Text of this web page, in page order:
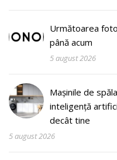
Următoarea
până acum
5 august 2026
Mașinile de
inteligență
decât tine
5 august 2026